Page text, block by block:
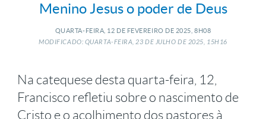
Menino Jesus o poder de Deus
QUARTA-FEIRA, 12 DE FEVEREIRO DE 2025, 8H08
MODIFICADO: QUARTA-FEIRA, 23 DE JULHO DE 2025, 15H16
Na catequese desta quarta-feira, 12,
Francisco refletiu sobre o nascimento de
Cristo e o acolhimento dos pastores à